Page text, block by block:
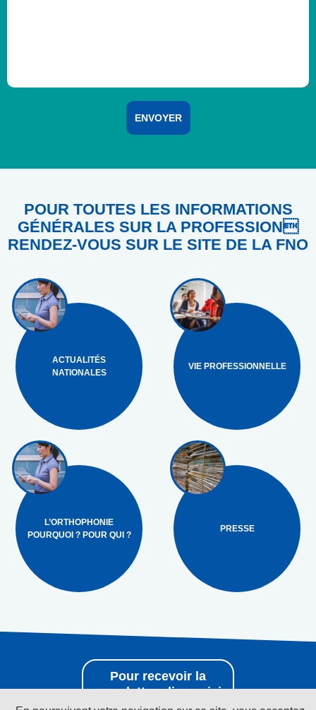
POUR TOUTES LES INFORMATIONS
GÉNÉRALES SUR LA PROFESSION
RENDEZ-VOUS SUR LE SITE DE LA FNO
ACTUALITÉS
NATIONALES
VIE PROFESSIONNELLE
L’ORTHOPHONIE
POURQUOI ? POUR QUI ?
PRESSE
Pour recevoir la
newsletter cliquez ici